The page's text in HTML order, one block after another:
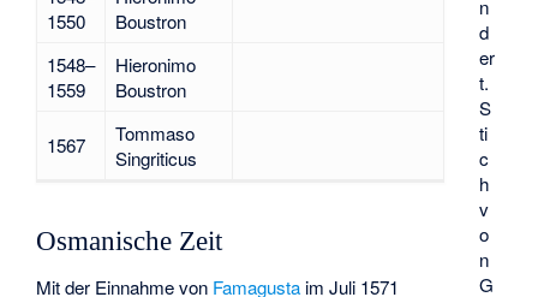
n
d
er
t.
S
ti
c
h
v
o
n
G
1550
Boustron
1548–
1559
Hieronimo
Boustron
1567
Tommaso
Singriticus
Osmanische Zeit
Mit der Einnahme von Famagusta im Juli 1571